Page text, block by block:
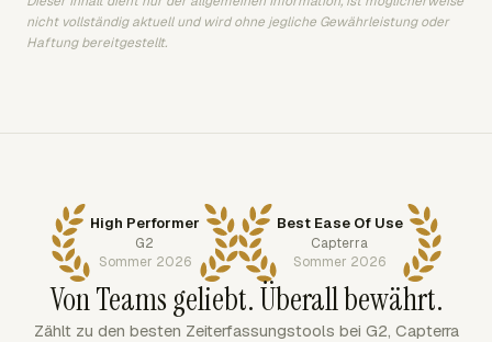
nicht vollständig aktuell und wird ohne jegliche Gewährleistung oder
Haftung bereitgestellt.
High Performer
G2
Sommer 2026
Best Ease Of Use
Capterra
Sommer 2026
Von Teams geliebt. Überall bewährt.
Zählt zu den besten Zeiterfassungstools bei G2, Capterra